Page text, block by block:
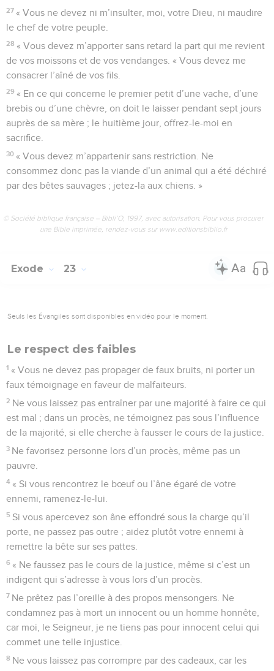
27 « Vous ne devez ni m’insulter, moi, votre Dieu, ni maudire
le chef de votre peuple.
28 « Vous devez m’apporter sans retard la part qui me revient
de vos moissons et de vos vendanges. « Vous devez me
consacrer l’aîné de vos fils.
29 « En ce qui concerne le premier petit d’une vache, d’une
brebis ou d’une chèvre, on doit le laisser pendant sept jours
auprès de sa mère ; le huitième jour, offrez-le-moi en
sacrifice.
30 « Vous devez m’appartenir sans restriction. Ne
consommez donc pas la viande d’un animal qui a été déchiré
par des bêtes sauvages ; jetez-la aux chiens. »
© Société biblique française – Bibli’O, 1997, avec autorisation. Pour vous procurer
une Bible imprimée, rendez-vous sur www.editionsbiblio.fr
Exode 23
Seuls les Évangiles sont disponibles en vidéo pour le moment.
Le respect des faibles
1 « Vous ne devez pas propager de faux bruits, ni porter un
faux témoignage en faveur de malfaiteurs.
2 Ne vous laissez pas entraîner par une majorité à faire ce qui
est mal ; dans un procès, ne témoignez pas sous l’influence
de la majorité, si elle cherche à fausser le cours de la justice.
3 Ne favorisez personne lors d’un procès, même pas un
pauvre.
4 « Si vous rencontrez le bœuf ou l’âne égaré de votre
ennemi, ramenez-le-lui.
5 Si vous apercevez son âne effondré sous la charge qu’il
porte, ne passez pas outre ; aidez plutôt votre ennemi à
remettre la bête sur ses pattes.
6 « Ne faussez pas le cours de la justice, même si c’est un
indigent qui s’adresse à vous lors d’un procès.
7 Ne prêtez pas l’oreille à des propos mensongers. Ne
condamnez pas à mort un innocent ou un homme honnête,
car moi, le Seigneur, je ne tiens pas pour innocent celui qui
commet une telle injustice.
8 Ne vous laissez pas corrompre par des cadeaux, car les